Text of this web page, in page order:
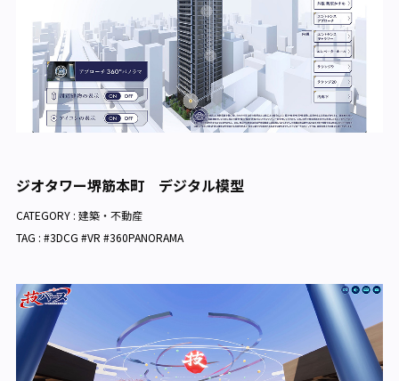
ジオタワー堺筋本町 デジタル模型
CATEGORY : 建築・不動産
TAG : #3DCG #VR #360PANORAMA